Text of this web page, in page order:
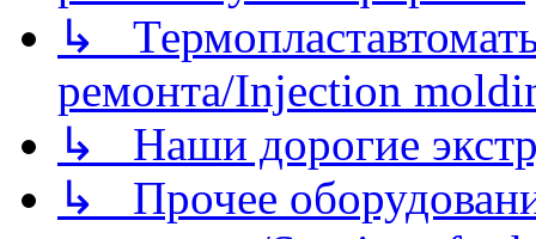
↳
ремонта/Injection
↳ Наши дорогие
↳ Прочее